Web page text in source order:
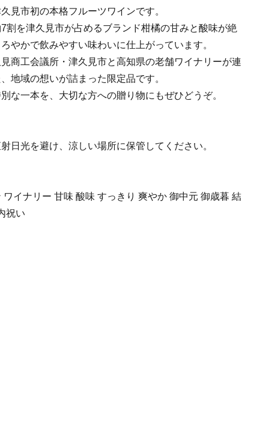
見市初の本格フルーツワインです。
割を津久見市が占めるブランド柑橘の甘みと酸味が絶
やかで飲みやすい味わいに仕上がっています。
商工会議所・津久見市と高知県の老舗ワイナリーが連
地域の想いが詰まった限定品です。
な一本を、大切な方への贈り物にもぜひどうぞ。
日光を避け、涼しい場所に保管してください。
ワイナリー 甘味 酸味 すっきり 爽やか 御中元 御歳暮 結
祝い